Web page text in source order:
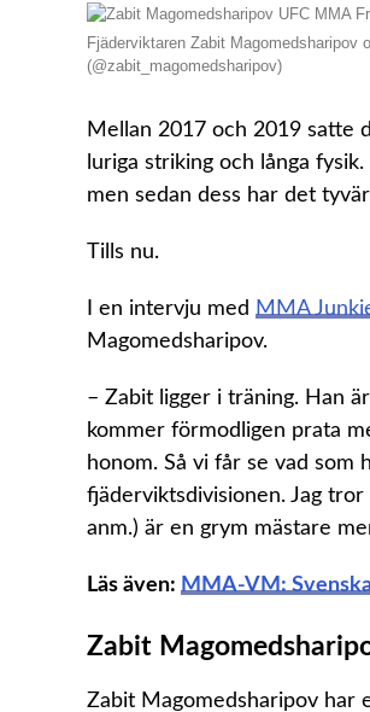
Fjäderviktaren Zabit Magomedsharipov
(@zabit_magomedsharipov)
Mellan 2017 och 2019 satte
luriga striking och långa
men sedan dess har det
Tills nu.
I en intervju med MMA
Magomedsharipov.
– Zabit ligger i träning. Han
kommer förmodligen prata
honom. Så vi får se vad som
fjäderviktsdivisionen. Jag
anm.) är en grym mästare
Läs även: MMA-VM:
Zabit
Zabit Magomedsharipov har